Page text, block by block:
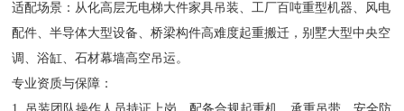
适配场景：从化高层无电梯大件家具吊装、工厂百吨重型机器、风电
配件、半导体大型设备、桥梁构件高难度起重搬迁，别墅大型中央空
调、浴缸、石材幕墙高空吊运。
专业资质与保障：